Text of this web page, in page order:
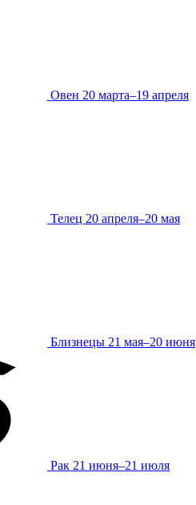
Овен 20 марта–19 апреля
Телец 20 апреля–20 мая
Близнецы 21 мая–20 июня
Рак 21 июня–21 июля